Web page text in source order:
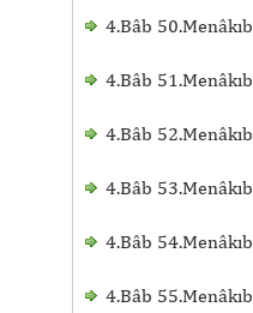
4.Bâb 50.Menâkıb
4.Bâb 51.Menâkıb
4.Bâb 52.Menâkıb
4.Bâb 53.Menâkıb
4.Bâb 54.Menâkıb
4.Bâb 55.Menâkıb